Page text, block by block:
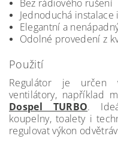
Bez rádiového rušení
Jednoduchá instalace
Elegantní a
Odolné provedení z
Použití
Regulátor je určen
ventilátory, například
Dospel TURBO.
koupelny, toalety i
regulovat výkon